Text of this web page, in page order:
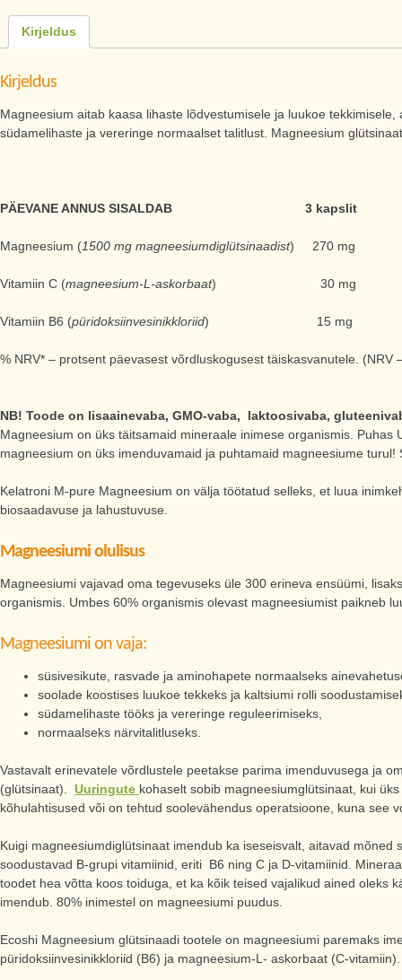
Kirjeldus
Kirjeldus
Magneesium aitab kaasa lihaste lõdvestumisele ja luukoe
südamelihaste ja vereringe normaalset talitlust. Magneesium
PÄEVANE ANNUS SISALDAB 3 kapslit
Magneesium (1500 mg magneesiumdiglütsinaadist) 270 mg
Vitamiin C (magneesium-L-askorbaat) 30 mg
Vitamiin B6 (püridoksiinvesinikkloriid) 15 mg
% NRV* – protsent päevasest võrdluskogusest täiskasvanutele. (NRV
NB! Toode on lisaainevaba, GMO-vaba, laktoosivaba,
Magneesium on üks täitsamaid mineraale inimese organismis.
magneesium on üks imenduvamaid ja puhtamaid magneesiume
Kelatroni M-pure Magneesium on välja töötatud selleks, et luua
biosaadavuse ja lahustuvuse.
Magneesiumi olulisus
Magneesiumi vajavad oma tegevuseks üle 300 erineva ensüümi,
organismis. Umbes 60% organismis olevast magneesiumist paikneb
Magneesiumi on vaja:
süsivesikute, rasvade ja aminohapete normaalseks
soolade koostises luukoe tekkeks ja kaltsiumi rolli
südamelihaste tööks ja vereringe reguleerimiseks,
normaalseks närvitalitluseks.
Vastavalt erinevatele võrdlustele peetakse parima imenduvusega ja
(glütsinaat). Uuringute kohaselt sobib magneesiumglütsinaat, kui
kõhulahtisused või on tehtud soolevähendus operatsioone, kuna see
Kuigi magneesiumdiglütsinaat imendub ka iseseisvalt, aitavad
soodustavad B-grupi vitamiinid, eriti B6 ning C ja D-vitamiinid.
toodet hea võtta koos toiduga, et ka kõik teised vajalikud ained oleks
imendub. 80% inimestel on magneesiumi puudus.
Ecoshi Magneesium glütsinaadi tootele on magneesiumi paremaks
püridoksiinvesinikkloriid (B6) ja magneesium-L- askorbaat (C-vitamiin).